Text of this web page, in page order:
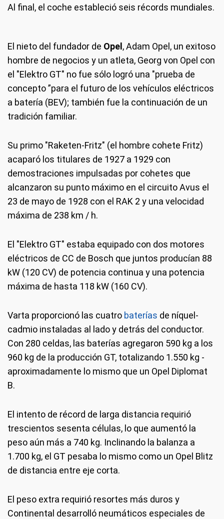
compartimentos de pasajeros.
Al final, el coche estableció seis récords mundiales.
El nieto del fundador de Opel , Adam Opel, un exitoso
hombre de negocios y un atleta, Georg von Opel con
el "Elektro GT" no fue sólo logró una "prueba de
concepto ”para el futuro de los vehículos eléctricos
a batería (BEV); también fue la continuación de un
tradición familiar.
Su primo "Raketen-Fritz" (el hombre cohete Fritz)
acaparó los titulares de 1927 a 1929 con
demostraciones impulsadas por cohetes que
alcanzaron su punto máximo en el circuito Avus el
23 de mayo de 1928 con el RAK 2 y una velocidad
máxima de 238 km / h.
El "Elektro GT" estaba equipado con dos motores
eléctricos de CC de Bosch que juntos producían 88
kW (120 CV) de potencia continua y una potencia
máxima de hasta 118 kW (160 CV).
Varta proporcionó las cuatro baterías de níquel-
cadmio instaladas al lado y detrás del conductor.
Con 280 celdas, las baterías agregaron 590 kg a los
960 kg de la producción GT, totalizando 1.550 kg -
aproximadamente lo mismo que un Opel Diplomat
B.
El intento de récord de larga distancia requirió
trescientos sesenta células, lo que aumentó la
peso aún más a 740 kg. Inclinando la balanza a
1.700 kg, el GT pesaba lo mismo como un Opel Blitz
de distancia entre eje corta.
El peso extra requirió resortes más duros y
Continental desarrolló neumáticos especiales de